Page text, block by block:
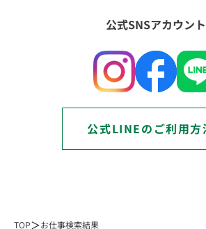
公式SNSアカウント
公式LINEのご利用方
TOP お仕事検索結果